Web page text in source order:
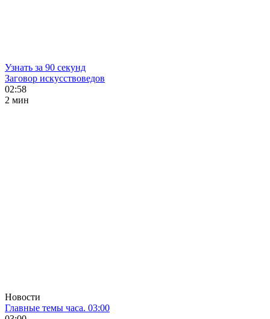
Узнать за 90 секунд
Заговор искусствоведов
02:58
2 мин
Новости
Главные темы часа. 03:00